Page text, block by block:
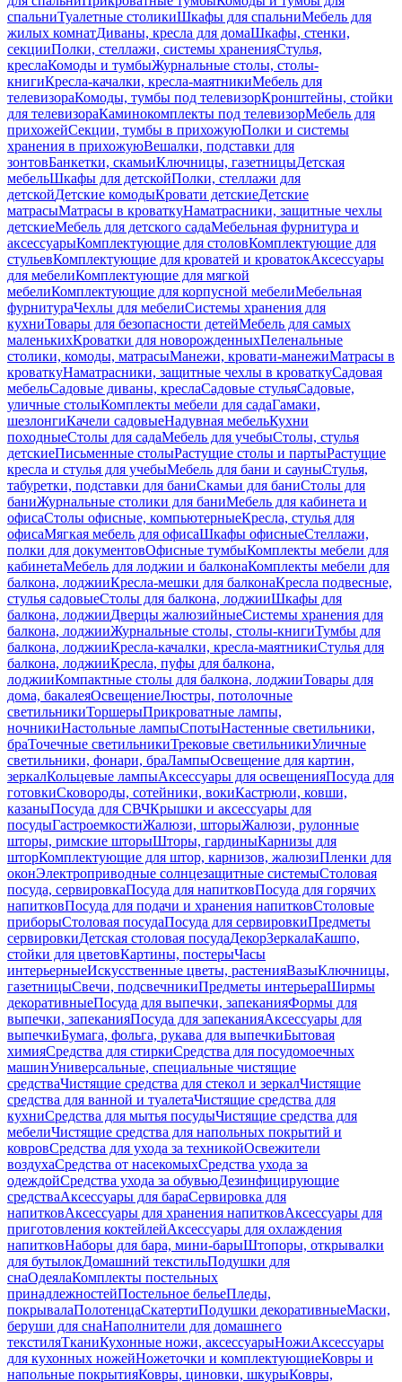
спальниТуалетные столикиШкафы для спальниМебель для
жилых комнатДиваны, кресла для домаШкафы, стенки,
секцииПолки, стеллажи, системы храненияСтулья,
креслаКомоды и тумбыЖурнальные столы, столы-
книгиКресла-качалки, кресла-маятникиМебель для
телевизораКомоды, тумбы под телевизорКронштейны, стойки
для телевизораКаминокомплекты под телевизорМебель для
прихожейСекции, тумбы в прихожуюПолки и системы
хранения в прихожуюВешалки, подставки для
зонтовБанкетки, скамьиКлючницы, газетницыДетская
мебельШкафы для детскойПолки, стеллажи для
детскойДетские комодыКровати детскиеДетские
матрасыМатрасы в кроваткуНаматрасники, защитные чехлы
детскиеМебель для детского садаМебельная фурнитура и
аксессуарыКомплектующие для столовКомплектующие для
стульевКомплектующие для кроватей и кроватокАксессуары
для мебелиКомплектующие для мягкой
мебелиКомплектующие для корпусной мебелиМебельная
фурнитураЧехлы для мебелиСистемы хранения для
кухниТовары для безопасности детейМебель для самых
маленькихКроватки для новорожденныхПеленальные
столики, комоды, матрасыМанежи, кровати-манежиМатрасы в
кроваткуНаматрасники, защитные чехлы в кроваткуСадовая
мебельСадовые диваны, креслаСадовые стульяСадовые,
уличные столыКомплекты мебели для садаГамаки,
шезлонгиКачели садовыеНадувная мебельКухни
походныеСтолы для садаМебель для учебыСтолы, стулья
детскиеПисьменные столыРастущие столы и партыРастущие
кресла и стулья для учебыМебель для бани и сауныСтулья,
табуретки, подставки для баниСкамьи для баниСтолы для
баниЖурнальные столики для баниМебель для кабинета и
офисаСтолы офисные, компьютерныеКресла, стулья для
офисаМягкая мебель для офисаШкафы офисныеСтеллажи,
полки для документовОфисные тумбыКомплекты мебели для
кабинетаМебель для лоджии и балконаКомплекты мебели для
балкона, лоджииКресла-мешки для балконаКресла подвесные,
стулья садовыеСтолы для балкона, лоджииШкафы для
балкона, лоджииДверцы жалюзийныеСистемы хранения для
балкона, лоджииЖурнальные столы, столы-книгиТумбы для
балкона, лоджииКресла-качалки, кресла-маятникиСтулья для
балкона, лоджииКресла, пуфы для балкона,
лоджииКомпактные столы для балкона, лоджииТовары для
дома, бакалеяОсвещениеЛюстры, потолочные
светильникиТоршерыПрикроватные лампы,
ночникиНастольные лампыСпотыНастенные светильники,
браТочечные светильникиТрековые светильникиУличные
светильники, фонари, браЛампыОсвещение для картин,
зеркалКольцевые лампыАксессуары для освещенияПосуда для
готовкиСковороды, сотейники, вокиКастрюли, ковши,
казаныПосуда для СВЧКрышки и аксессуары для
посудыГастроемкостиЖалюзи, шторыЖалюзи, рулонные
шторы, римские шторыШторы, гардиныКарнизы для
шторКомплектующие для штор, карнизов, жалюзиПленки для
оконЭлектроприводные солнцезащитные системыСтоловая
посуда, сервировкаПосуда для напитковПосуда для горячих
напитковПосуда для подачи и хранения напитковСтоловые
приборыСтоловая посудаПосуда для сервировкиПредметы
сервировкиДетская столовая посудаДекорЗеркалаКашпо,
стойки для цветовКартины, постерыЧасы
интерьерныеИскусственные цветы, растенияВазыКлючницы,
газетницыСвечи, подсвечникиПредметы интерьераШирмы
декоративныеПосуда для выпечки, запеканияФормы для
выпечки, запеканияПосуда для запеканияАксессуары для
выпечкиБумага, фольга, рукава для выпечкиБытовая
химияСредства для стиркиСредства для посудомоечных
машинУниверсальные, специальные чистящие
средстваЧистящие средства для стекол и зеркалЧистящие
средства для ванной и туалетаЧистящие средства для
кухниСредства для мытья посудыЧистящие средства для
мебелиЧистящие средства для напольных покрытий и
ковровСредства для ухода за техникойОсвежители
воздухаСредства от насекомыхСредства ухода за
одеждойСредства ухода за обувьюДезинфицирующие
средстваАксессуары для бараСервировка для
напитковАксессуары для хранения напитковАксессуары для
приготовления коктейлейАксессуары для охлаждения
напитковНаборы для бара, мини-барыШтопоры, открывалки
для бутылокДомашний текстильПодушки для
снаОдеялаКомплекты постельных
принадлежностейПостельное бельеПледы,
покрывалаПолотенцаСкатертиПодушки декоративныеМаски,
беруши для снаНаполнители для домашнего
текстиляТканиКухонные ножи, аксессуарыНожиАксессуары
для кухонных ножейНожеточки и комплектующиеКовры и
напольные покрытияКовры, циновки, шкурыКовры,